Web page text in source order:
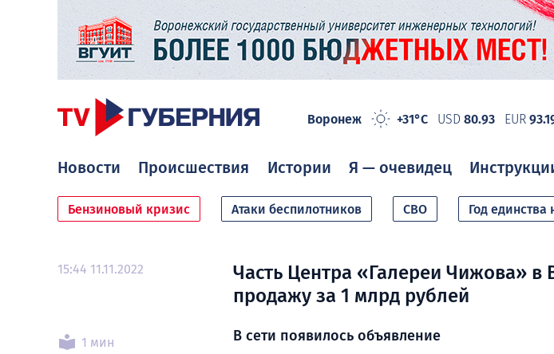
Воронеж +31°C USD 80.93 EUR
Новости Происшествия Истории Я — очевидец
Бензиновый кризис Атаки беспилотников СВО Год единства
15:44 11.11.2022
1 мин
Часть Центра «Галереи Чижова» в
продажу за 1 млрд рублей
В сети появилось объявление